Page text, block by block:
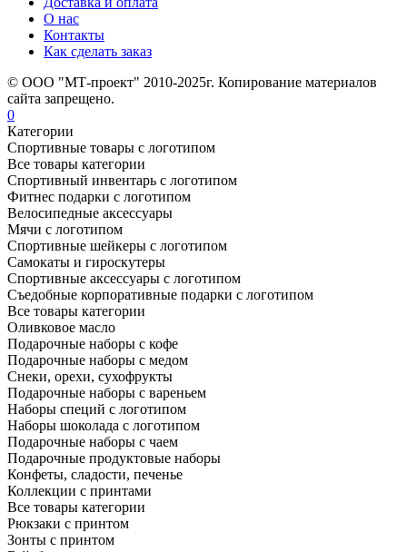
О нас
Контакты
Как сделать заказ
© ООО "МТ-проект" 2010-2025г. Копирование материалов
сайта запрещено.
0
Категории
Спортивные товары с логотипом
Все товары категории
Спортивный инвентарь с логотипом
Фитнес подарки с логотипом
Велосипедные аксессуары
Мячи с логотипом
Спортивные шейкеры с логотипом
Самокаты и гироскутеры
Спортивные аксессуары с логотипом
Съедобные корпоративные подарки с логотипом
Все товары категории
Оливковое масло
Подарочные наборы с кофе
Подарочные наборы с медом
Снеки, орехи, сухофрукты
Подарочные наборы с вареньем
Наборы специй с логотипом
Наборы шоколада с логотипом
Подарочные наборы с чаем
Подарочные продуктовые наборы
Конфеты, сладости, печенье
Коллекции с принтами
Все товары категории
Рюкзаки с принтом
Зонты с принтом